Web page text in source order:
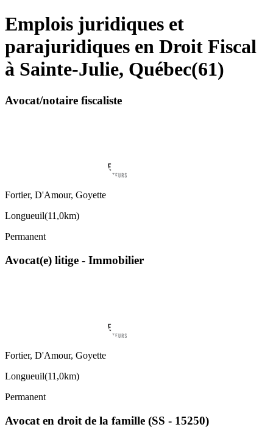
Emplois juridiques et
parajuridiques en Droit Fiscal
à Sainte-Julie, Québec(61)
Avocat/notaire fiscaliste
Fortier, D'Amour, Goyette
Longueuil(11,0km)
Permanent
Avocat(e) litige - Immobilier
Fortier, D'Amour, Goyette
Longueuil(11,0km)
Permanent
Avocat en droit de la famille (SS - 15250)